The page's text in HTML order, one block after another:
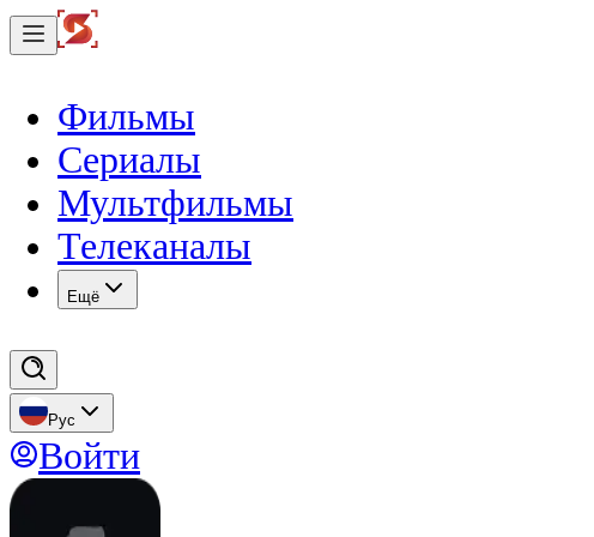
Фильмы
Сериалы
Мультфильмы
Телеканалы
Eщё
Рус
Войти